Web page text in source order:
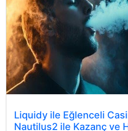
Liquidy ile Eğlenceli
Nautilus2 ile Kazanç ve